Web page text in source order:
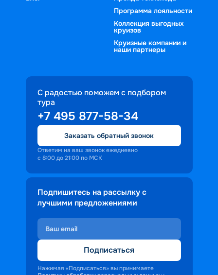
Программа лояльности
Коллекция выгодных
круизов
Круизные компании и
наши партнеры
С радостью поможем с подбором
тура
+7 495 877-58-34
Заказать обратный звонок
Ответим на ваш звонок ежедневно
с 8:00 до 21:00 по МСК
Подпишитесь на рассылку с
лучшими предложениями
Подписаться
Нажимая «Подписаться» вы принимаете